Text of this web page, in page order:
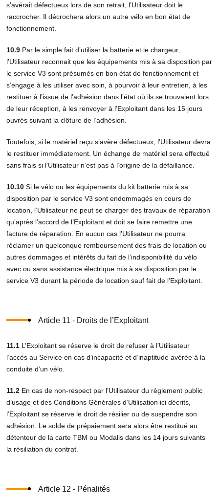
s’avérait défectueux lors de son retrait, l’Utilisateur doit le
raccrocher. Il décrochera alors un autre vélo en bon état de
fonctionnement.
10.9 Par le simple fait d’utiliser la batterie et le chargeur,
l’Utilisateur reconnait que les équipements mis à sa disposition par
le service V3 sont présumés en bon état de fonctionnement et
s’engage à les utiliser avec soin, à pourvoir à leur entretien, à les
restituer à l’issue de l’adhésion dans l’état où ils se trouvaient lors
de leur réception, à les renvoyer à l’Exploitant dans les 15 jours
ouvrés suivant la clôture de l’adhésion.
Toutefois, si le matériel reçu s’avère défectueux, l’Utilisateur devra
le restituer immédiatement. Un échange de matériel sera effectué
sans frais si l’Utilisateur n’est pas à l’origine de la défaillance.
10.10 Si le vélo ou les équipements du kit batterie mis à sa
disposition par le service V3 sont endommagés en cours de
location, l’Utilisateur ne peut se charger des travaux de réparation
qu’après l’accord de l’Exploitant et doit se faire remettre une
facture de réparation. En aucun cas l’Utilisateur ne pourra
réclamer un quelconque remboursement des frais de location ou
autres dommages et intérêts du fait de l’indisponibilité du vélo
avec ou sans assistance électrique mis à sa disposition par le
service V3 durant la période de location sauf fait de l’Exploitant.
Article 11 - Droits de l’Exploitant
11.1 L’Exploitant se réserve le droit de refuser à l’Utilisateur
l’accès au Service en cas d’incapacité et d’inaptitude avérée à la
conduite d’un vélo.
11.2 En cas de non-respect par l’Utilisateur du règlement public
d’usage et des Conditions Générales d’Utilisation ici décrits,
l’Exploitant se réserve le droit de résilier ou de suspendre son
adhésion. Le solde de prépaiement sera alors être restitué au
détenteur de la carte TBM ou Modalis dans les 14 jours suivants
la résiliation du contrat.
Article 12 - Pénalités